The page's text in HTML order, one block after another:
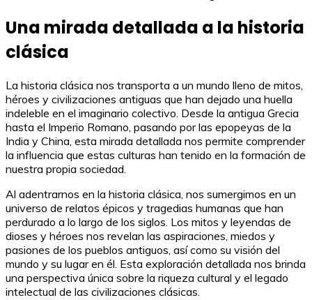
Una mirada detallada a la historia
clásica
La historia clásica nos transporta a un mundo lleno de mitos,
héroes y civilizaciones antiguas que han dejado una huella
indeleble en el imaginario colectivo. Desde la antigua Grecia
hasta el Imperio Romano, pasando por las epopeyas de la
India y China, esta mirada detallada nos permite comprender
la influencia que estas culturas han tenido en la formación de
nuestra propia sociedad.
Al adentrarnos en la historia clásica, nos sumergimos en un
universo de relatos épicos y tragedias humanas que han
perdurado a lo largo de los siglos. Los mitos y leyendas de
dioses y héroes nos revelan las aspiraciones, miedos y
pasiones de los pueblos antiguos, así como su visión del
mundo y su lugar en él. Esta exploración detallada nos brinda
una perspectiva única sobre la riqueza cultural y el legado
intelectual de las civilizaciones clásicas.